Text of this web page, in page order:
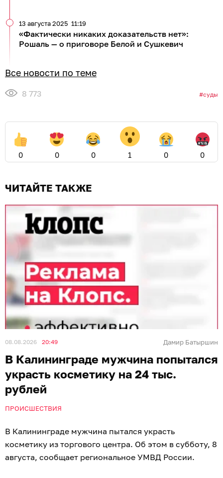
«Фактически никаких доказательств нет»:
Рошаль — о приговоре Белой и Сушкевич
13 августа 2025 11:19
Все новости по теме
8 773 суды
0 0 0 1 0 0
ЧИТАЙТЕ ТАКЖЕ
08.08.2026 20:49 Дамир Батыршин
В Калининграде мужчина попытался
украсть косметику на 24 тыс.
рублей
ПРОИСШЕСТВИЯ
В Калининграде мужчина пытался украсть
косметику из торгового центра. Об этом в субботу, 8
августа, сообщает региональное УМВД России.